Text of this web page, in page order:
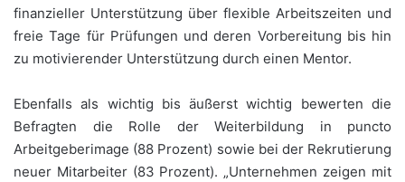
finanzieller Unterstützung über flexible Arbeitszeiten und
freie Tage für Prüfungen und deren Vorbereitung bis hin
zu motivierender Unterstützung durch einen Mentor.
Ebenfalls als wichtig bis äußerst wichtig bewerten die
Befragten die Rolle der Weiterbildung in puncto
Arbeitgeberimage (88 Prozent) sowie bei der Rekrutierung
neuer Mitarbeiter (83 Prozent). „Unternehmen zeigen mit